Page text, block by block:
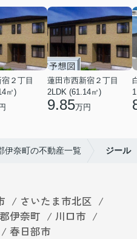
２丁目
㎡)
蓮田市西新宿２丁目
2LDK (61.14㎡)
9.85万円
伊奈町の不動産一覧 ジール
さいたま市北区
伊奈町
川口市
春日部市